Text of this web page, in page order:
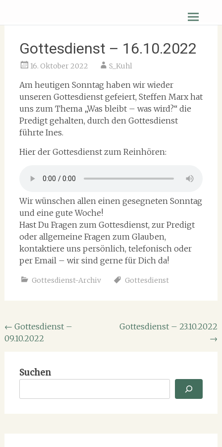
Christus Zuerst Gemeinde Hüttenberg
Gottesdienst – 16.10.2022
16. Oktober 2022 S_Kuhl
Am heutigen Sonntag haben wir wieder
unseren Gottesdienst gefeiert, Steffen Marx hat
uns zum Thema „Was bleibt – was wird?“ die
Predigt gehalten, durch den Gottesdienst
führte Ines.
Hier der Gottesdienst zum Reinhören:
Wir wünschen allen einen gesegneten Sonntag
und eine gute Woche!
Hast Du Fragen zum Gottesdienst, zur Predigt
oder allgemeine Fragen zum Glauben,
kontaktiere uns persönlich, telefonisch oder
per Email – wir sind gerne für Dich da!
Gottesdienst-Archiv Gottesdienst
Beitragsnavigation
← Gottesdienst –
09.10.2022
Gottesdienst – 23.10.2022
→
Suchen